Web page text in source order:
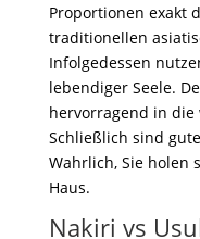
Proportionen exakt
traditionellen
Infolgedessen
lebendiger Seele.
hervorragend in
Schließlich sind
Wahrlich, Sie holen
Haus.
Nakiri vs